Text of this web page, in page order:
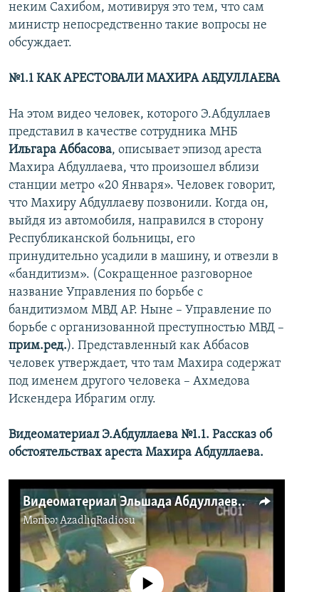
неким Сахибом, мотивируя это тем, что сам
министр непосредственно такие вопросы не
обсуждает.
№1.1 КАК АРЕСТОВАЛИ МАХИРА АБДУЛЛАЕВА
На этом видео человек, которого Э.Абдуллаев
представил в качестве сотрудника МНБ
Ильгара Аббасова, описывает эпизод ареста
Махира Абдуллаева, что произошел вблизи
станции метро «20 Января». Человек говорит,
что Махиру Абдуллаеву позвонили. Когда он,
выйдя из автомобиля, направился в сторону
Республиканской больницы, его
принудительно усадили в машину, и отвезли в
«бандитизм». (Сокращенное разговорное
название Управления по борьбе с
бандитизмом МВД АР. Ныне – Управление по
борьбе с организованной преступностью МВД –
прим.ред.). Представленный как Аббасов
человек утверждает, что там Махира содержат
под именем другого человека – Ахмедова
Искендера Ибрагим оглу.
Видеоматериал Э.Абдуллаева №1.1. Рассказ об
обстоятельствах ареста Махира Абдуллаева.
Видеоматериал Эльшада Абдуллаева №1.1 Как был арестован Махир Абдуллаев
Mənbə:AzadlıqRadiosu
No media source currently available